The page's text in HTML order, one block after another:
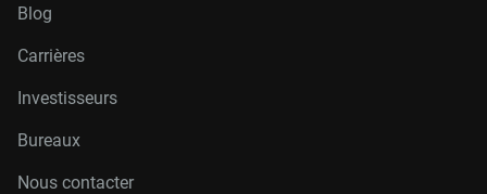
Blog
Carrières
Investisseurs
Bureaux
Nous contacter